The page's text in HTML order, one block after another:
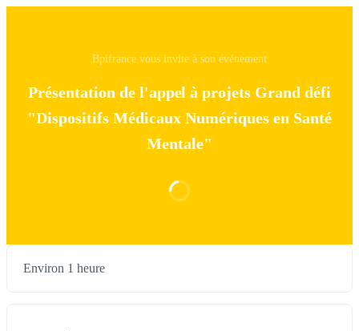
Bpifrance vous invite à son événement
Présentation de l'appel à projets Grand défi
"Dispositifs Médicaux Numériques en Santé
Mentale"
Environ 1 heure